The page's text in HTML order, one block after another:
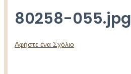
80258-055.jpg
Αφήστε ένα Σχόλιο